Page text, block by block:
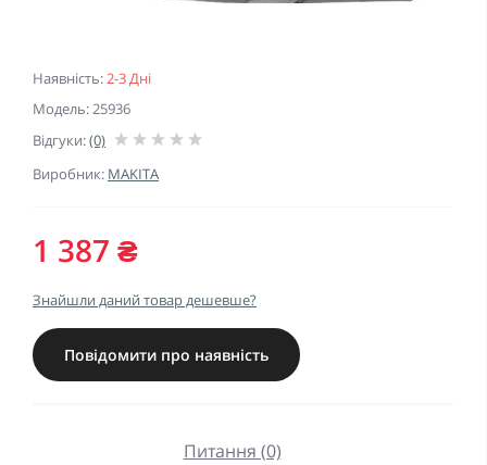
Наявність:2-3 Дні
Модель: 25936
Відгуки:(0)
Виробник: MAKITA
1 387 ₴
Знайшли даний товар дешевше?
Повідомити про наявність
Питання (0)